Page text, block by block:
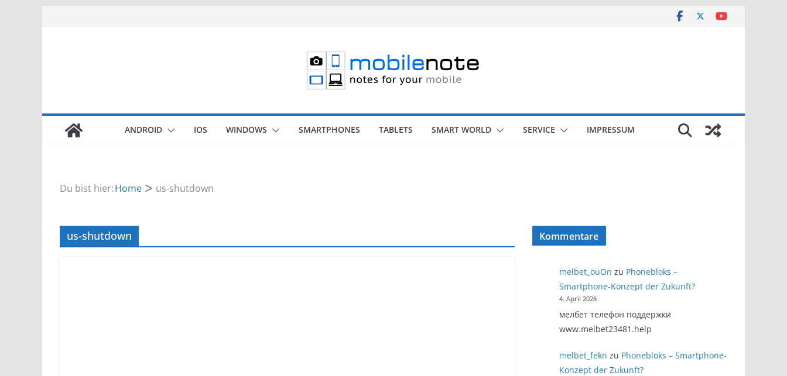
ANDROID IOS WINDOWS SMARTPHONES TABLETS SMART WORLD SERVICE IMPRESSUM
Du bist hier:Home us-shutdown
us-shutdown Kommentare
melbet_ouOn zu Phonebloks –
Smartphone-Konzept der Zukunft?
4. April 2026
мелбет телефон поддержки
www.melbet23481.help
melbet_fekn zu Phonebloks – Smartphone-
Konzept der Zukunft?